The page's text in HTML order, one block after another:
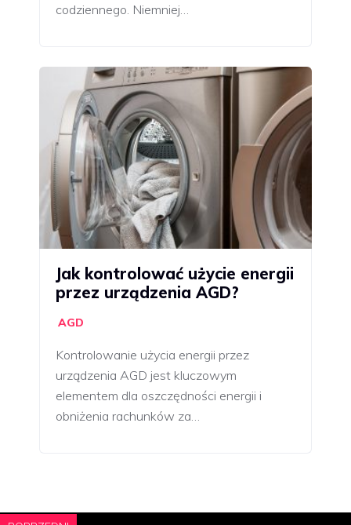
codziennego. Niemniej…
Jak kontrolować użycie energii
przez urządzenia AGD?
AGD
Kontrolowanie użycia energii przez
urządzenia AGD jest kluczowym
elementem dla oszczędności energii i
obniżenia rachunków za…